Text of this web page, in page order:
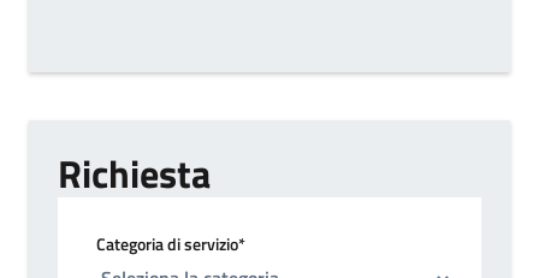
Richiesta
Categoria di servizio*